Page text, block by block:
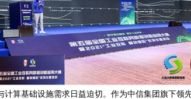
算基础设施需求日益迫切。作为中信集团旗下